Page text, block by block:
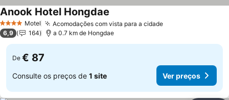
4 EstrelasMotel Acomodações com vista para a cidadeVer preços
Anook Hotel Hongdae
6,9 164 a 0.7 km de Hongdae
De € 87
Consulte os preços de 1 site Ver preços